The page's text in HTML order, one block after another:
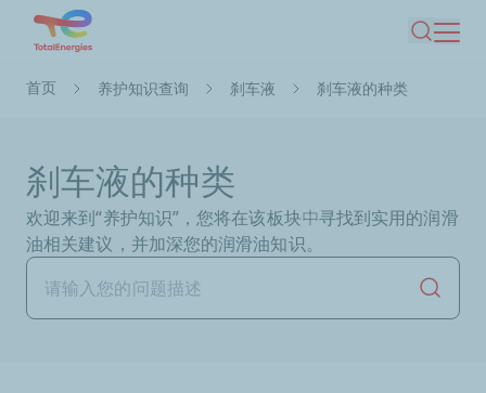
到
搜索
面
首页 养护知识查询 刹车液 刹车液的种类
刹车液的种类
欢迎来到“养护知识”，您将在该板块中寻找到实用的润滑
油相关建议，并加深您的润滑油知识。
开始搜